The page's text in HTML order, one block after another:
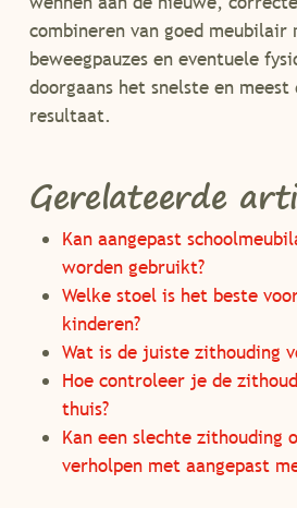
combineren van goed
beweegpauzes en eventuele
doorgaans het snelste en meest
resultaat.
Gerelateerde
Kan aangepast
worden gebruikt?
Welke stoel is het beste
kinderen?
Wat is de juiste zithouding
Hoe controleer je de
thuis?
Kan een slechte zithouding
verholpen met aangepast